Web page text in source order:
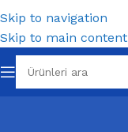
Skip to navigation
Skip to main content